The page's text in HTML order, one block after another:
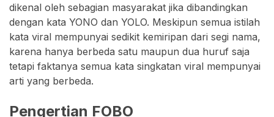
dikenal oleh sebagian masyarakat jika dibandingkan
dengan kata YONO dan YOLO. Meskipun semua istilah
kata viral mempunyai sedikit kemiripan dari segi nama,
karena hanya berbeda satu maupun dua huruf saja
tetapi faktanya semua kata singkatan viral mempunyai
arti yang berbeda.
Pengertian FOBO